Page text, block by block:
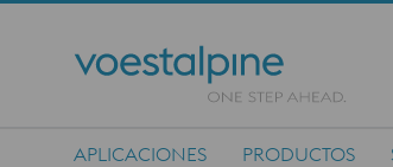
APLICACIONES PRODUCTOS